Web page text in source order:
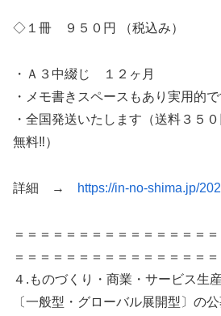
◇１冊 ９５０円 （税込み）
・Ａ３中綴じ １２ヶ月
・メモ書きスペースもあり実用的
・全国発送いたします（送料３
無料‼）
詳細 → https://in-no-shima.jp/
＝＝＝＝＝＝＝＝＝＝＝＝＝＝＝
＝＝＝＝＝＝＝＝＝＝＝＝＝＝＝
４.ものづくり・商業・サービス生
〔一般型・グローバル展開型〕の